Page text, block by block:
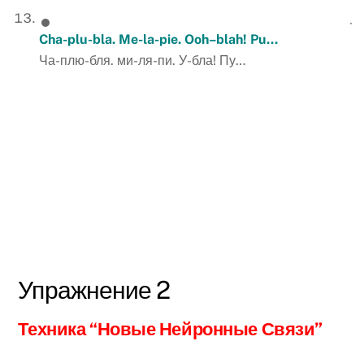
Cha-plu-bla. Me-la-pie. Ooh–blah! Pu…
Ча-плю-бля. ми-ля-пи. У-бла! Пу…
Упражнение 2
Техника “Новые Нейронные Связи”